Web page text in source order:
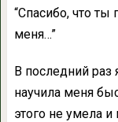
“Спасибо, что ты
меня…”
В последний раз
научила меня
этого не умела